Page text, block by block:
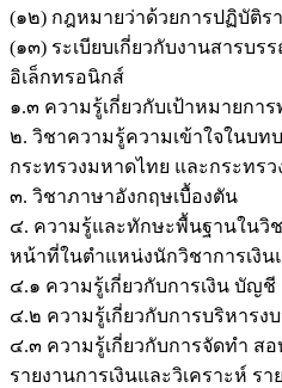
(๑๒) กฎหมายว่าด้วยการปฏิบัติร
(๑๓) ระเบียบเกี่ยวกับงานสารบ
อิเล็กทรอนิกส์
๑.๓ ความรู้เกี่ยวกับเป้าหมายกา
๒. วิชาความรู้ความเข้าใจในบ
กระทรวงมหาดไทย และกระทร
๓. วิชาภาษาอังกฤษเบื้องตัน
๔. ความรู้และทักษะพื้นฐานในวิ
หน้าที่ในตำแหน่งนักวิชาการเงิ
๔.๑ ความรู้เกี่ยวกับการเงิน บัญ
๔.๒ ความรู้เกี่ยวกับการบริหารง
๔.๓ ความรู้เกี่ยวกับการจัดทำ ส
รายงานการเงินและวิเคราะห์ รา